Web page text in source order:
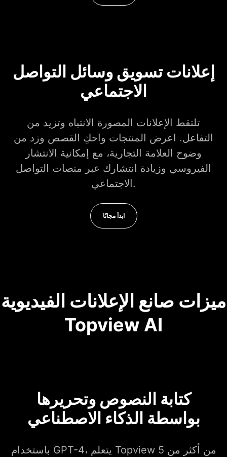
إعلانات تسويق وسائل التواصل
الاجتماعي
تلتقط الإعلانات المصورة الانتباه وتزيد من
التفاعل. اعرض المنتجات واحكِ القصص وزد من
وضوح العلامة التجارية، مع إمكانية الانتشار
الفيروسي وزيادة انتشارك عبر منصات التواصل
الاجتماعي.
ابدأ مجانًا
ميزات صانع الإعلانات الفيديوية
Topview AI
كتابة النصوص وتحريرها
بواسطة الذكاء الاصطناعي
باستخدام GPT-4، يتعلم Topview من أكثر من 5